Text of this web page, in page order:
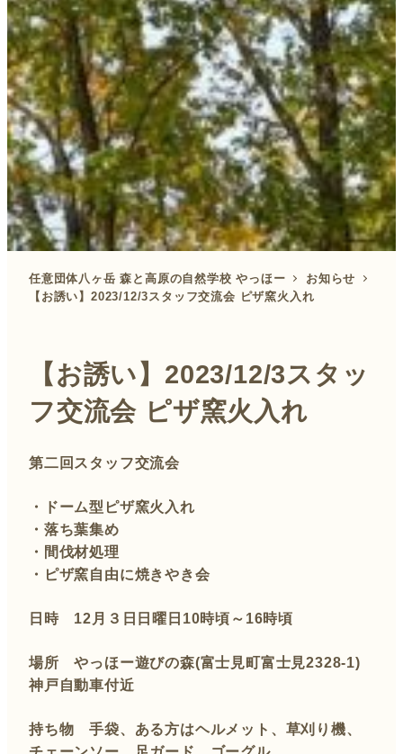
任意団体八ヶ岳 森と高原の自然学校 やっほー
お知らせ
【お誘い】2023/12/3スタッフ交流会 ピザ窯火入れ
【お誘い】2023/12/3スタッ
フ交流会 ピザ窯火入れ
第二回スタッフ交流会
・ドーム型ピザ窯火入れ
・落ち葉集め
・間伐材処理
・ピザ窯自由に焼きやき会
日時 12月３日日曜日10時頃～16時頃
場所 やっほー遊びの森(富士見町富士見2328-1)
神戸自動車付近
持ち物 手袋、ある方はヘルメット、草刈り機、